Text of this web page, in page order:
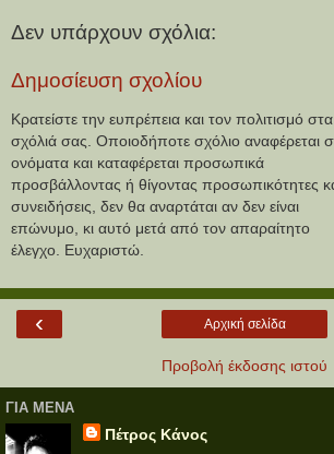
Δεν υπάρχουν σχόλια:
Δημοσίευση σχολίου
Κρατείστε την ευπρέπεια και τον πολιτισμό στα
σχόλιά σας. Οποιοδήποτε σχόλιο αναφέρεται
ονόματα και καταφέρεται προσωπικά
προσβάλλοντας ή θίγοντας προσωπικότητες
συνειδήσεις, δεν θα αναρτάται αν δεν είναι
επώνυμο, κι αυτό μετά από τον απαραίτητο
έλεγχο. Ευχαριστώ.
‹ Αρχική σελίδα
Προβολή έκδοσης ιστού
ΓΙΑ ΜΕΝΑ
Πέτρος Κάνος